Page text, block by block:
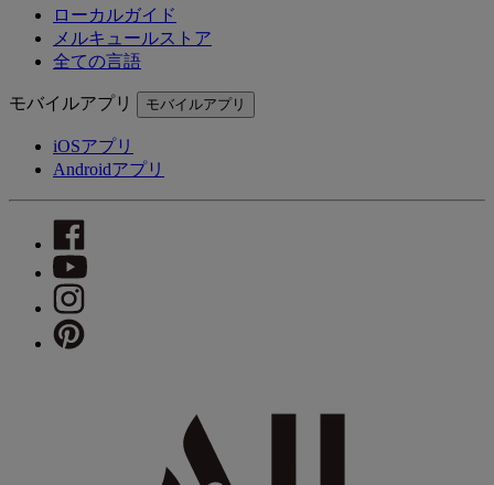
ローカルガイド
メルキュールストア
全ての言語
モバイルアプリ モバイルアプリ
iOSアプリ
Androidアプリ